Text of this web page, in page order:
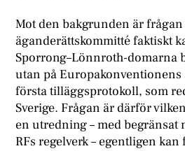
Mot den bakgrunden är frågan
äganderättskommitté faktiskt
Sporrong–Lönnroth-domarna
utan på Europakonventionens
första tilläggsprotokoll, som
Sverige. Frågan är därför
en utredning – med begränsat
RFs regelverk – egentligen kan